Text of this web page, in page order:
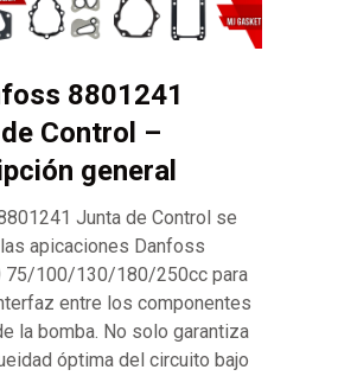
8801241
Control –
general
Junta de Control se
apicaciones Danfoss
75/100/130/180/250cc para
entre los componentes
la bomba. No solo garantiza
óptima del circuito bajo